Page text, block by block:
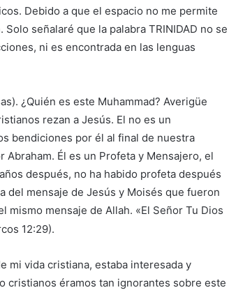
Debido a que el espacio no me permite
señalaré que la palabra TRINIDAD no se
ni es encontrada en las lenguas
¿Quién es este Muhammad? Averigüe
rezan a Jesús. El no es un
bendiciones por él al final de nuestra
Él es un Profeta y Mensajero, el
después, no ha habido profeta después
del mensaje de Jesús y Moisés que fueron
mismo mensaje de Allah. «El Señor Tu Dios
12:29).
mi vida cristiana, estaba interesada y
cristianos éramos tan ignorantes sobre este